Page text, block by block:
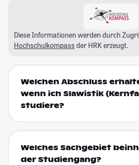
Diese Informationen werden durch
Hochschulkompass der HRK erzeugt.
Welchen Abschluss
wenn ich Slawistik
studiere?
Welches Sachgebiet
der Studiengang?